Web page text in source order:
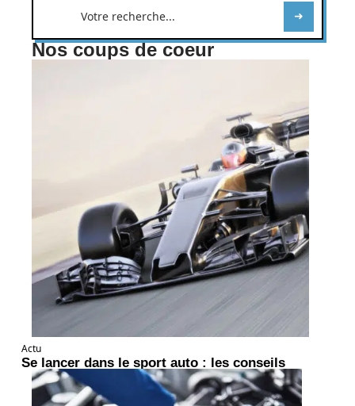
Nos coups de coeur
Actu
Se lancer dans le sport auto : les conseils